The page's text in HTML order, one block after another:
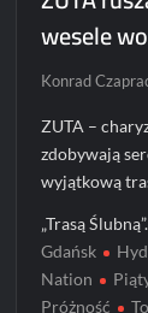
wesele
Konrad
ZUTA –
zdobywają
wyjątkową
„Trasą
Gdańsk
Nation
Próżność